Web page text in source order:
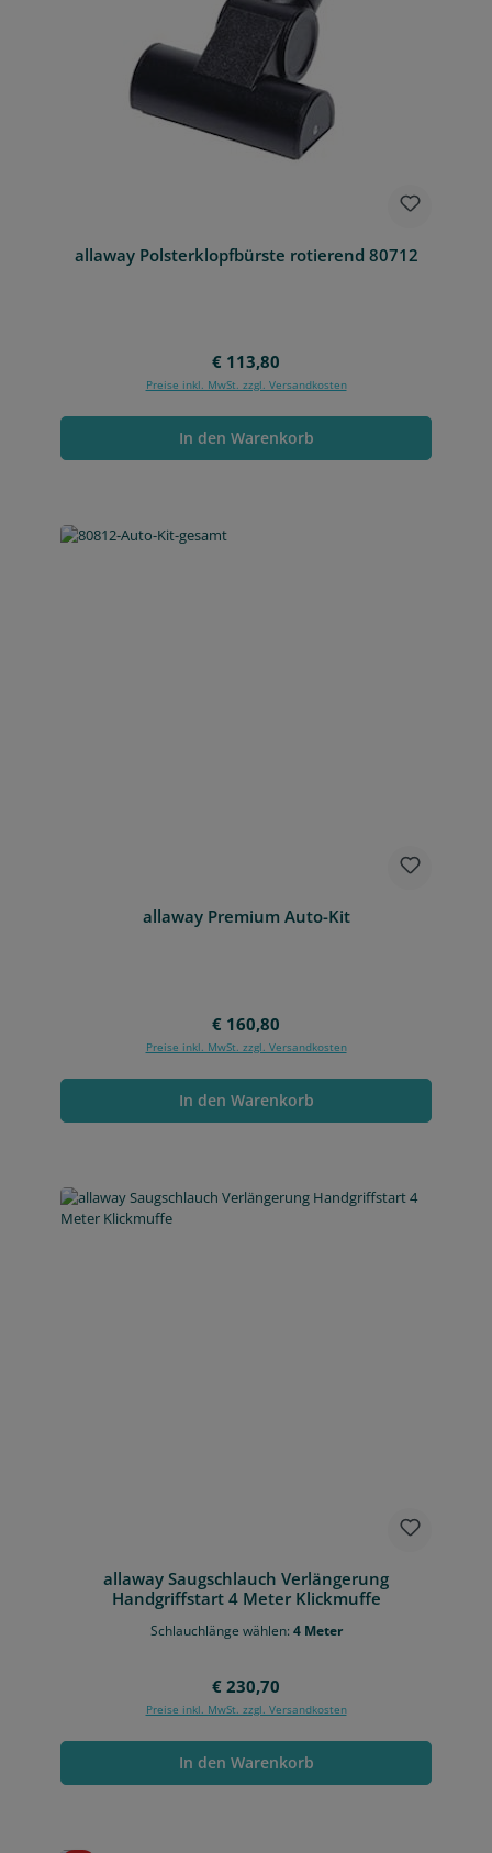
allaway Polsterklopfbürste rotierend 80712
Regulärer Preis:
€ 113,80
Preise inkl. MwSt. zzgl. Versandkosten
In den Warenkorb
allaway Premium Auto-Kit
Regulärer Preis:
€ 160,80
Preise inkl. MwSt. zzgl. Versandkosten
In den Warenkorb
allaway Saugschlauch Verlängerung
Handgriffstart 4 Meter Klickmuffe
Schlauchlänge wählen: 4 Meter
Regulärer Preis:
€ 230,70
Preise inkl. MwSt. zzgl. Versandkosten
In den Warenkorb